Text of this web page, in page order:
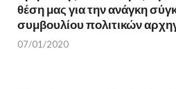
n
d
o
w
)
o
w
)
θέση μας για την ανάγκη
συμβουλίου πολιτικών
07/01/2020